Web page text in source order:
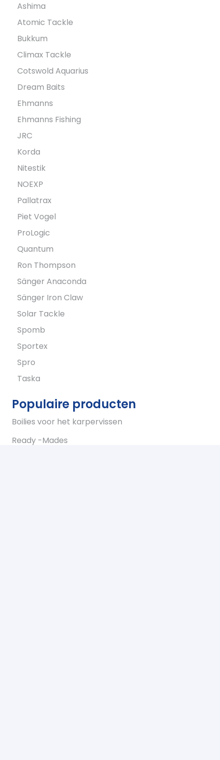
Ashima
Atomic Tackle
Bukkum
Climax Tackle
Cotswold Aquarius
Dream Baits
Ehmanns
Ehmanns Fishing
JRC
Korda
Nitestik
NOEXP
Pallatrax
Piet Vogel
ProLogic
Quantum
Ron Thompson
Sänger Anaconda
Sänger Iron Claw
Solar Tackle
Spomb
Sportex
Spro
Taska
Populaire producten
Boilies voor het karpervissen
Ready -Mades